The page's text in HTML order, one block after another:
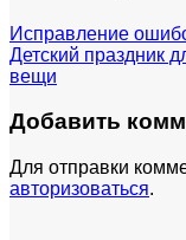
Исправление
Детский праздник
вещи
Добавить
Для отправки
авторизоваться.